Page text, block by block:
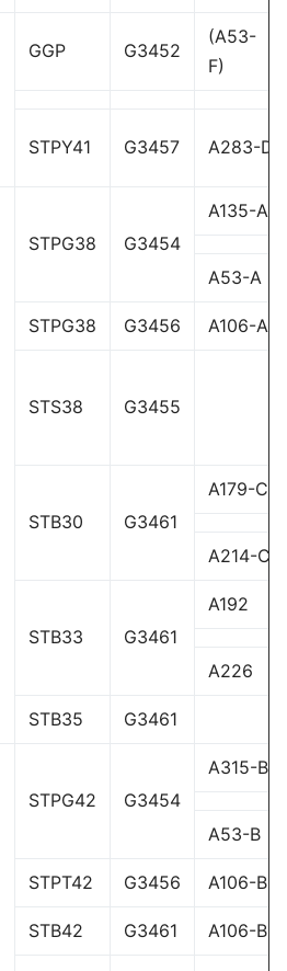
GGP G3452
(A53-
F)
STPY41 G3457 A283-D
STPG38 G3454
A135-A
A53-A
STPG38 G3456 A106-A
STS38 G3455
STB30 G3461
A179-C
A214-C
STB33 G3461
A192
A226
STB35 G3461
STPG42 G3454
A315-B
A53-B
STPT42 G3456 A106-B
STB42 G3461 A106-B